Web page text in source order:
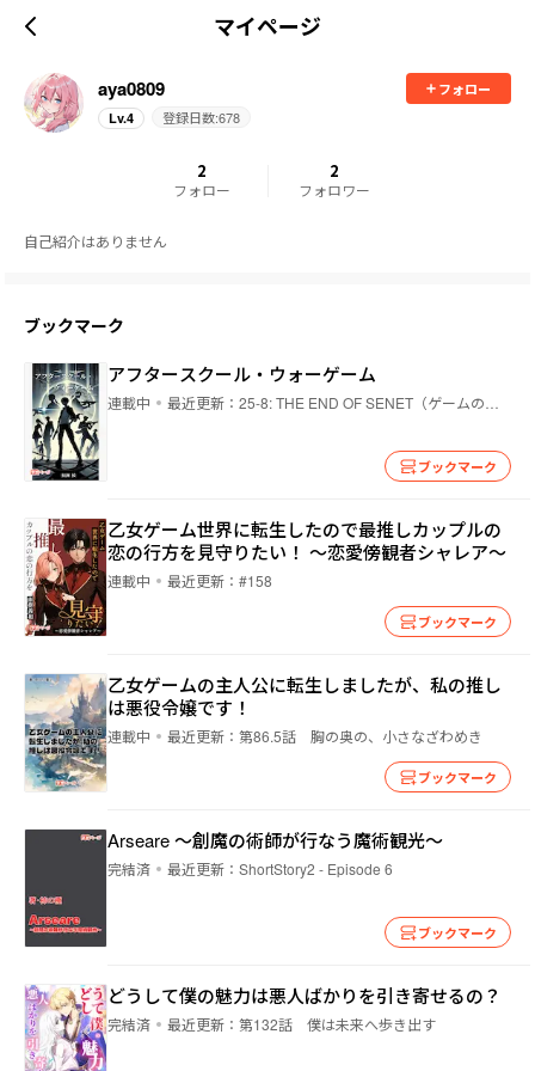
マイページ
aya0809
フォロー
Lv.4 登録日数:678
2
フォロー
2
フォロワー
自己紹介はありません
ブックマーク
アフタースクール・ウォーゲーム
連載中 最近更新： 25-8: THE END OF SENET（ゲームの終わり）
ブックマーク
乙女ゲーム世界に転生したので最推しカップルの
恋の行方を見守りたい！ ～恋愛傍観者シャレア～
連載中 最近更新： #158
ブックマーク
乙女ゲームの主人公に転生しましたが、私の推し
は悪役令嬢です！
連載中 最近更新： 第86.5話 胸の奥の、小さなざわめき
ブックマーク
Arseare ～創魔の術師が行なう魔術観光～
完結済 最近更新： ShortStory2 - Episode 6
ブックマーク
どうして僕の魅力は悪人ばかりを引き寄せるの？
完結済 最近更新： 第132話 僕は未来へ歩き出す